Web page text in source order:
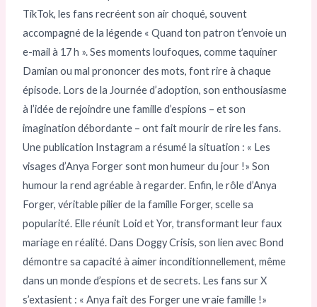
TikTok, les fans recréent son air choqué, souvent
accompagné de la légende « Quand ton patron t’envoie un
e-mail à 17 h ». Ses moments loufoques, comme taquiner
Damian ou mal prononcer des mots, font rire à chaque
épisode. Lors de la Journée d’adoption, son enthousiasme
à l’idée de rejoindre une famille d’espions – et son
imagination débordante – ont fait mourir de rire les fans.
Une publication Instagram a résumé la situation : « Les
visages d’Anya Forger sont mon humeur du jour !» Son
humour la rend agréable à regarder. Enfin, le rôle d’Anya
Forger, véritable pilier de la famille Forger, scelle sa
popularité. Elle réunit Loid et Yor, transformant leur faux
mariage en réalité. Dans Doggy Crisis, son lien avec Bond
démontre sa capacité à aimer inconditionnellement, même
dans un monde d’espions et de secrets. Les fans sur X
s’extasient : « Anya fait des Forger une vraie famille !»